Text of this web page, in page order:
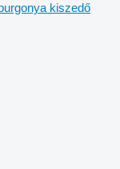
kiszedő